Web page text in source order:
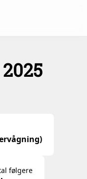
følgere